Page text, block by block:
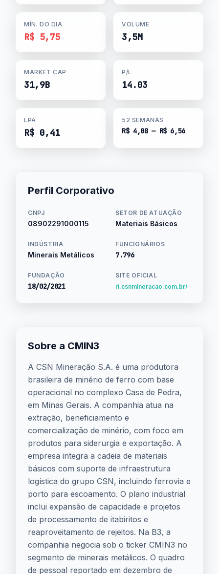
MÍN. DO DIA
R$ 5,75
VOLUME
3,5M
MARKET CAP
31,9B
P/L
14.03
LPA
R$ 0,41
52 SEMANAS
R$ 4,08 — R$ 6,56
Perfil Corporativo
CNPJ
08902291000115
SETOR DE ATUAÇÃO
Materiais Básicos
INDÚSTRIA
Minerais Metálicos
FUNCIONÁRIOS
7.796
FUNDAÇÃO
18/02/2021
SITE OFICIAL
ri.csnmineracao.com.br/
Sobre a CMIN3
A CSN Mineração S.A. é uma produtora
brasileira de minério de ferro com base
operacional no complexo Casa de Pedra,
em Minas Gerais. A companhia atua na
extração, beneficiamento e
comercialização de minério, com foco em
produtos para siderurgia e exportação. A
empresa integra a cadeia de materiais
básicos com suporte de infraestrutura
logística do grupo CSN, incluindo ferrovia e
porto para escoamento. O plano industrial
inclui expansão de capacidade e projetos
de processamento de itabiritos e
reaproveitamento de rejeitos. Na B3, a
companhia negocia sob o ticker CMIN3 no
segmento de minerais metálicos. O quadro
de pessoal reportado em dezembro de